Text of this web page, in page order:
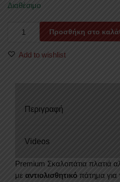
Διαθέσιμο
227AL
ποσότητα
Προσθήκη στο
Add to wishlist
Περιγραφή
Videos
Premium Σκαλοπάτια πλατιά
με αντιολισθητικό πάτημα